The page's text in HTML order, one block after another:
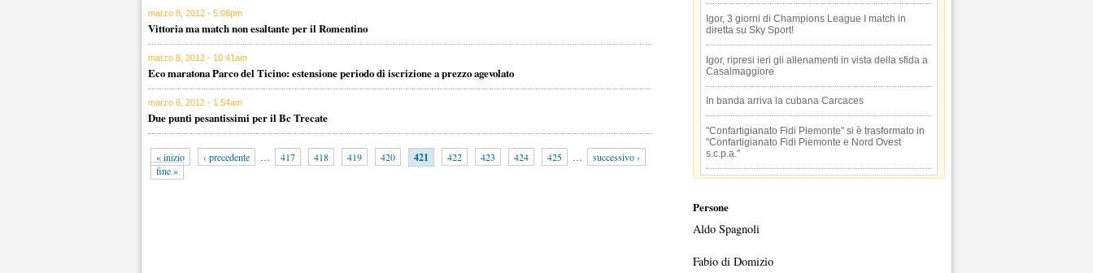
marzo 8, 2012 - 5:06pm
Vittoria ma match non esaltante per il Romentino
marzo 8, 2012 - 10:41am
Eco maratona Parco del Ticino: estensione periodo di iscrizione a prezzo agevolato
marzo 6, 2012 - 1:54am
Due punti pesantissimi per il Bc Trecate
« inizio ‹ precedente … 417 418 419 420 421 422 423 424 425 …
successivo ›
fine »
Igor, 3 giorni di Champions League I match in
diretta su Sky Sport!
Igor, ripresi ieri gli allenamenti in vista della sfida a
Casalmaggiore
In banda arriva la cubana Carcaces
"Confartigianato Fidi Piemonte" si è trasformato in
"Confartigianato Fidi Piemonte e Nord Ovest
s.c.p.a."
Persone
Aldo Spagnoli
Fabio di Domizio